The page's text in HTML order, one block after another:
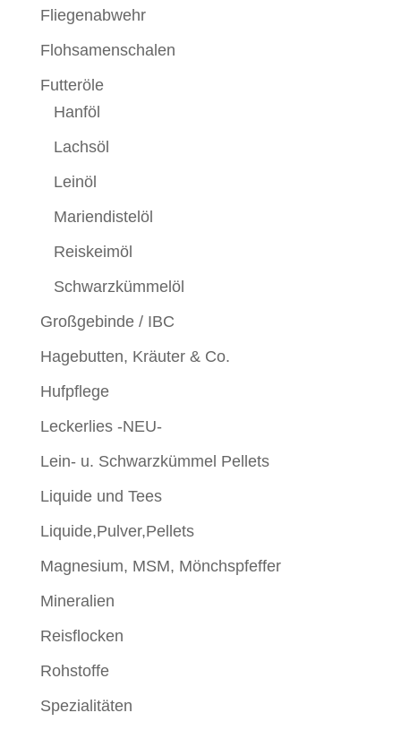
Fliegenabwehr
Flohsamenschalen
Futteröle
Hanföl
Lachsöl
Leinöl
Mariendistelöl
Reiskeimöl
Schwarzkümmelöl
Großgebinde / IBC
Hagebutten, Kräuter & Co.
Hufpflege
Leckerlies -NEU-
Lein- u. Schwarzkümmel Pellets
Liquide und Tees
Liquide,Pulver,Pellets
Magnesium, MSM, Mönchspfeffer
Mineralien
Reisflocken
Rohstoffe
Spezialitäten